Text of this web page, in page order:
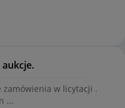
zamówienia w licytacji .
...